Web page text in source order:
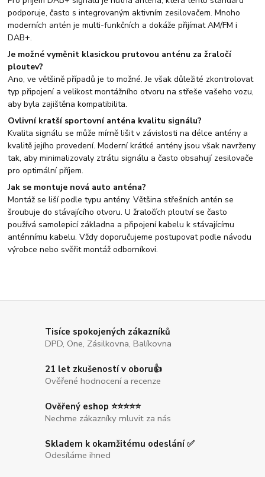
podporuje, často s integrovaným aktivním zesilovačem. Mnoho
moderních antén je multi-funkčních a dokáže přijímat AM/FM i
DAB+.
Je možné vyměnit klasickou prutovou anténu za žraločí
ploutev?
Ano, ve většině případů je to možné. Je však důležité zkontrolovat
typ připojení a velikost montážního otvoru na střeše vašeho vozu,
aby byla zajištěna kompatibilita.
Ovlivní kratší sportovní anténa kvalitu signálu?
Kvalita signálu se může mírně lišit v závislosti na délce antény a
kvalitě jejího provedení. Moderní krátké antény jsou však navrženy
tak, aby minimalizovaly ztrátu signálu a často obsahují zesilovače
pro optimální příjem.
Jak se montuje nová auto anténa?
Montáž se liší podle typu antény. Většina střešních antén se
šroubuje do stávajícího otvoru. U žraločích ploutví se často
používá samolepicí základna a připojení kabelu k stávajícímu
anténnímu kabelu. Vždy doporučujeme postupovat podle návodu
výrobce nebo svěřit montáž odborníkovi.
Tisíce spokojených zákazníků
DPD, One, Zásilkovna, Balíkovna
21 let zkušeností v oboru👍
Ověřené hodnocení a recenze
Ověřený eshop ⭐⭐⭐⭐⭐
Nechme zákazníky mluvit za nás
Skladem k okamžitému odeslání ✅
Odesíláme ihned